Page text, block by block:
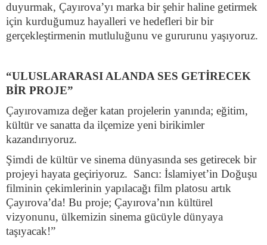
duyurmak, Çayırova’yı marka bir şehir haline getirmek
için kurduğumuz hayalleri ve hedefleri bir bir
gerçekleştirmenin mutluluğunu ve gururunu yaşıyoruz.
“ULUSLARARASI ALANDA SES GETİRECEK
BİR PROJE”
Çayırovamıza değer katan projelerin yanında; eğitim,
kültür ve sanatta da ilçemize yeni birikimler
kazandırıyoruz.
Şimdi de kültür ve sinema dünyasında ses getirecek bir
projeyi hayata geçiriyoruz. Sancı: İslamiyet’in Doğuşu
filminin çekimlerinin yapılacağı film platosu artık
Çayırova’da! Bu proje; Çayırova’nın kültürel
vizyonunu, ülkemizin sinema gücüyle dünyaya
taşıyacak!”